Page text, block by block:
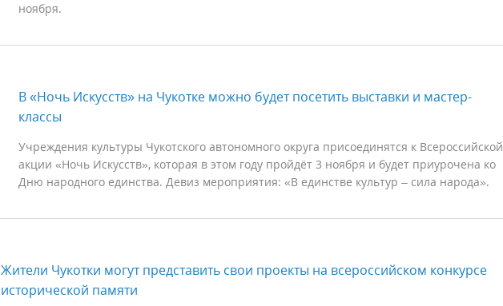
ноября.
В «Ночь Искусств» на Чукотке можно будет посетить выставки и мастер-
классы
Учреждения культуры Чукотского автономного округа присоединятся к Всероссийской
акции «Ночь Искусств», которая в этом году пройдёт 3 ноября и будет приурочена ко
Дню народного единства. Девиз мероприятия: «В единстве культур – сила народа».
Жители Чукотки могут представить свои проекты на всероссийском конкурсе
исторической памяти